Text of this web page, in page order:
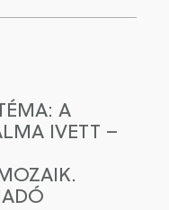
A
A
IVETT –